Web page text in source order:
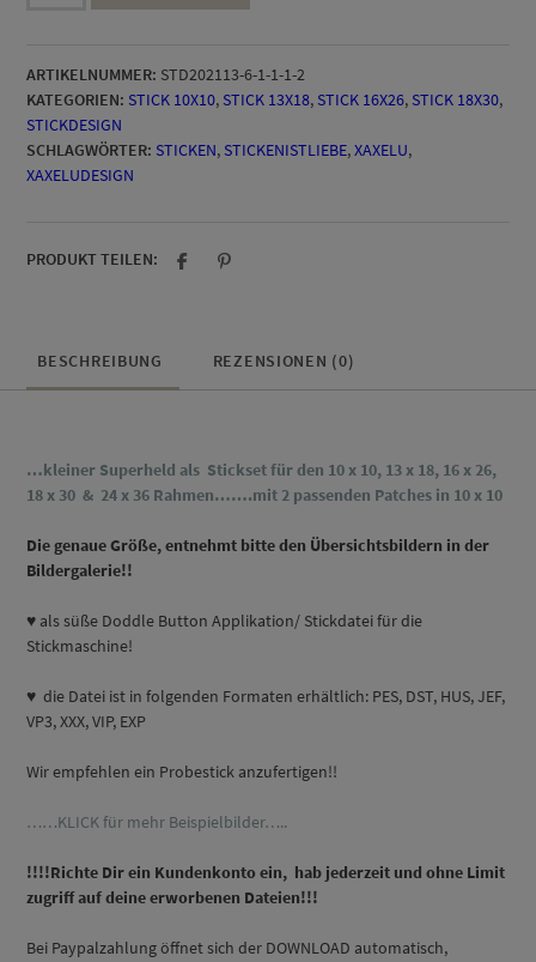
Set
Menge
ARTIKELNUMMER: STD202113-6-1-1-1-2
KATEGORIEN: STICK 10X10, STICK 13X18, STICK 16X26, STICK 18X30,
STICKDESIGN
SCHLAGWÖRTER: STICKEN, STICKENISTLIEBE,XAXELU,
XAXELUDESIGN
PRODUKT TEILEN:
BESCHREIBUNG REZENSIONEN (0)
…kleiner Superheld als Sticksetfür den 10 x 10, 13 x 18, 16 x 26,
18 x 30 & 24 x 36 Rahmen…….mit 2 passenden Patches in 10 x 10
Die genaue Größe, entnehmt bitte den Übersichtsbildern in der
Bildergalerie!!
♥ als süße Doddle Button Applikation/ Stickdatei für die
Stickmaschine!
♥ die Datei ist in folgenden Formaten erhältlich: PES, DST, HUS, JEF,
VP3, XXX, VIP, EXP
Wir empfehlen ein Probestick anzufertigen!!
……KLICK für mehr Beispielbilder…..
!!!!Richte Dir ein Kundenkonto ein, hab jederzeit und ohne Limit
zugriff auf deine erworbenen Dateien!!!
Bei Paypalzahlung öffnet sich der DOWNLOAD automatisch,